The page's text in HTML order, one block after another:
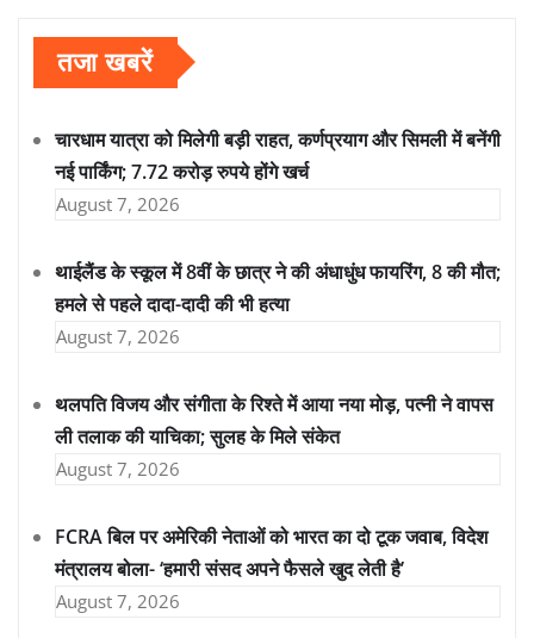
तजा खबरें
चारधाम यात्रा को मिलेगी बड़ी राहत, कर्णप्रयाग और सिमली में बनेंगी
नई पार्किंग; 7.72 करोड़ रुपये होंगे खर्च
August 7, 2026
थाईलैंड के स्कूल में 8वीं के छात्र ने की अंधाधुंध फायरिंग, 8 की मौत;
हमले से पहले दादा-दादी की भी हत्या
August 7, 2026
थलपति विजय और संगीता के रिश्ते में आया नया मोड़, पत्नी ने वापस
ली तलाक की याचिका; सुलह के मिले संकेत
August 7, 2026
FCRA बिल पर अमेरिकी नेताओं को भारत का दो टूक जवाब, विदेश
मंत्रालय बोला- ‘हमारी संसद अपने फैसले खुद लेती है’
August 7, 2026